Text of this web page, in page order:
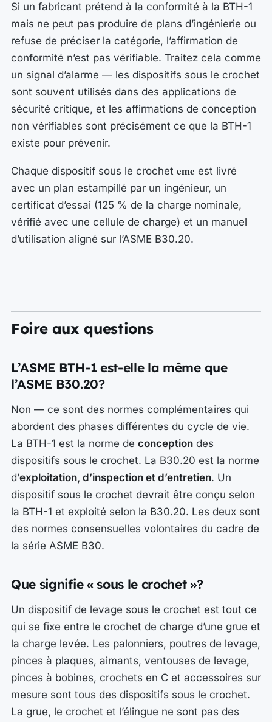
Si un fabricant prétend à la conformité à la BTH-1
mais ne peut pas produire de plans d’ingénierie ou
refuse de préciser la catégorie, l’affirmation de
conformité n’est pas vérifiable. Traitez cela comme
un signal d’alarme — les dispositifs sous le crochet
sont souvent utilisés dans des applications de
sécurité critique, et les affirmations de conception
non vérifiables sont précisément ce que la BTH-1
existe pour prévenir.
Chaque dispositif sous le crochet eme est livré
avec un plan estampillé par un ingénieur, un
certificat d’essai (125 % de la charge nominale,
vérifié avec une cellule de charge) et un manuel
d’utilisation aligné sur l’ASME B30.20.
Foire aux questions
L’ASME BTH-1 est-elle la même que
l’ASME B30.20?
Non — ce sont des normes complémentaires qui
abordent des phases différentes du cycle de vie.
La BTH-1 est la norme de conception des
dispositifs sous le crochet. La B30.20 est la norme
d’exploitation, d’inspection et d’entretien. Un
dispositif sous le crochet devrait être conçu selon
la BTH-1 et exploité selon la B30.20. Les deux sont
des normes consensuelles volontaires du cadre de
la série ASME B30.
Que signifie « sous le crochet »?
Un dispositif de levage sous le crochet est tout ce
qui se fixe entre le crochet de charge d’une grue et
la charge levée. Les palonniers, poutres de levage,
pinces à plaques, aimants, ventouses de levage,
pinces à bobines, crochets en C et accessoires sur
mesure sont tous des dispositifs sous le crochet.
La grue, le crochet et l’élingue ne sont pas des